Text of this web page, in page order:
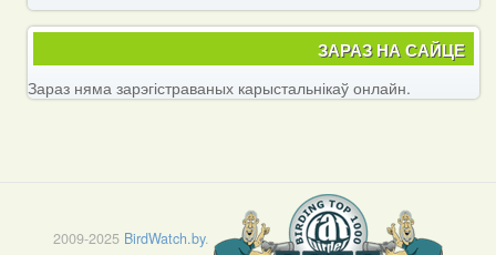
ЗАРАЗ НА САЙЦЕ
Зараз няма зарэгістраваных карыстальнікаў онлайн.
2009-2025 BirdWatch.by.